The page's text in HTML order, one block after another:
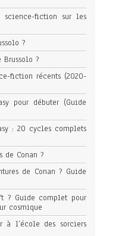
science-fiction sur les
?
Brussolo ?
fiction récents (2020-
pour débuter (Guide
: 20 cycles complets
de Conan ?
de Conan ? Guide
? Guide complet pour
cosmique
à l’école des sorciers